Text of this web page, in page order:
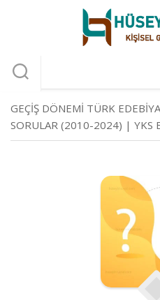
GEÇIŞ DÖNEMI TÜRK
SORULAR (2010-2024) | YKS